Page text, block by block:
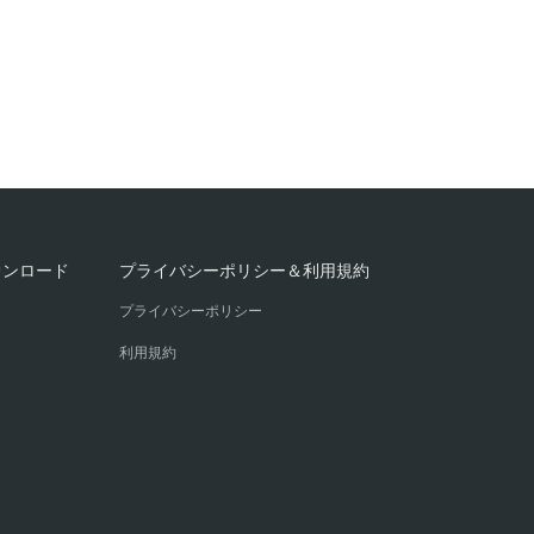
ロード プライバシーポリシー＆利用規約
プライバシーポリシー
利用規約